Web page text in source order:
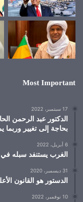
Most Important
17 سبتمبر، 2022
الدكتور عبد الرحمن
بحاجة إلى تغيير وربما
6 أبريل، 2022
الغرب يستنفد سبله في
31 ديسمبر، 2020
الدستور هو القانون
10 نوفمبر، 2022